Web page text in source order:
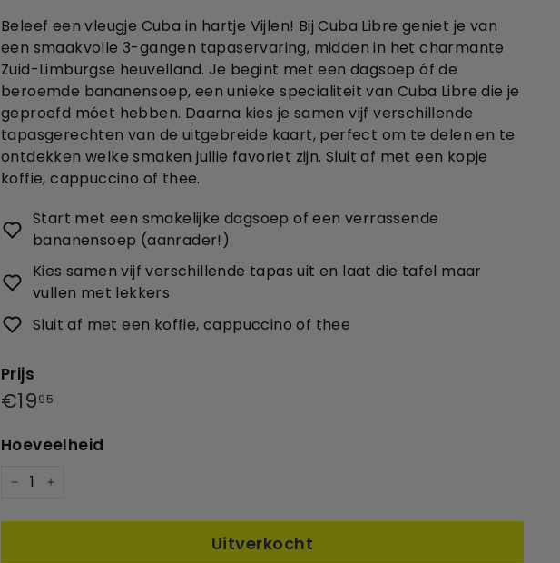
Beleef een vleugje Cuba in hartje Vijlen! Bij Cuba Libre geniet je van
een smaakvolle 3-gangen tapaservaring, midden in het charmante
Zuid-Limburgse heuvelland. Je begint met een dagsoep óf de
beroemde bananensoep, een unieke specialiteit van Cuba Libre die je
geproefd móet hebben. Daarna kies je samen vijf verschillende
tapasgerechten van de uitgebreide kaart, perfect om te delen en te
ontdekken welke smaken jullie favoriet zijn. Sluit af met een kopje
koffie, cappuccino of thee.
Start met een smakelijke dagsoep of een verrassende
bananensoep (aanrader!)
Kies samen vijf verschillende tapas uit en laat die tafel maar
vullen met lekkers
Sluit af met een koffie, cappuccino of thee
Prijs
Prijs
€1995
Hoeveelheid
+
Uitverkocht